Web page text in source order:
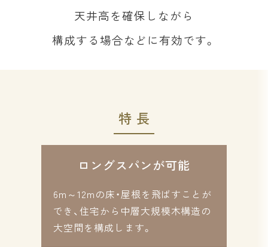
天井高を確保しながら
構成する場合などに有効です。
特長
ロングスパンが可能
6m～12mの床・屋根を飛ばすことが
でき、住宅から中層大規模木構造の
大空間を構成します。